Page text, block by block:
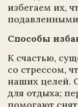
избегаем их,
Способы
К счастью,
со стрессом,
наших целей.
для отдыха;
помогают